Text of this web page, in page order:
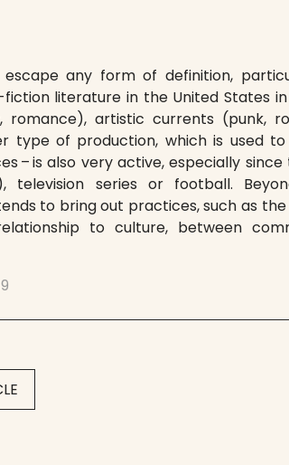
any form of definition,
literature in the United States
romance), artistic currents (punk,
type of production, which is used
– is also very active, especially
television series or football.
to bring out practices, such as the
to culture, between